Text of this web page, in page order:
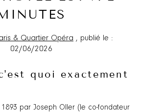
& Quartier Opéra , publié le :
02/06/2026
quoi exactement
par Joseph Oller (le co-fondateur